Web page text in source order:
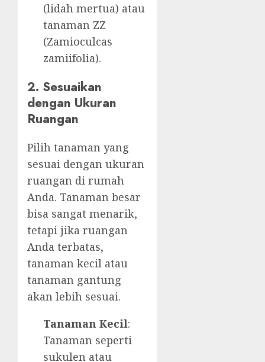
(lidah mertua) atau
tanaman ZZ
(Zamioculcas
zamiifolia).
2. Sesuaikan
dengan Ukuran
Ruangan
Pilih tanaman yang
sesuai dengan ukuran
ruangan di rumah
Anda. Tanaman besar
bisa sangat menarik,
tetapi jika ruangan
Anda terbatas,
tanaman kecil atau
tanaman gantung
akan lebih sesuai.
Tanaman Kecil:
Tanaman seperti
sukulen atau